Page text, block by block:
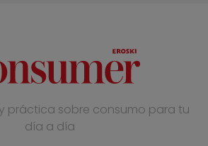
práctica sobre consumo para tu
día a día